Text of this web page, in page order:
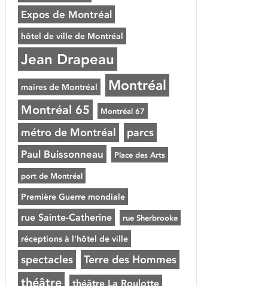
Expos de Montréal
hôtel de ville de Montréal
Jean Drapeau
maires de Montréal Montréal
Montréal 65 Montréal 67
métro de Montréal parcs
Paul Buissonneau Place des Arts
port de Montréal
Première Guerre mondiale
rue Sainte-Catherine rue Sherbrooke
réceptions à l'hôtel de ville
spectacles Terre des Hommes
théâtre théâtre La Roulotte